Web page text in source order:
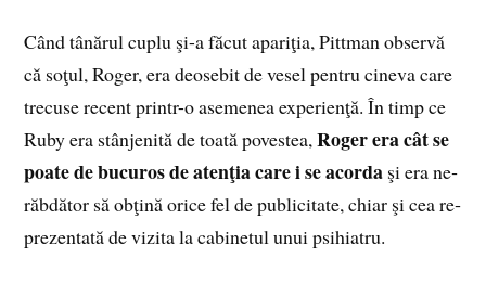
Când tâ­nă­rul cu­plu şi-a fă­cut apa­ri­ţia, Pit­tman ob­ser­vă
că so­ţul, Ro­ger, era de­o­se­bit de ve­sel pen­tru ci­ne­va care
tre­cu­se re­cent printr-o ase­me­nea ex­pe­rien­ţă. În timp ce
Ruby era stân­je­ni­tă de toa­tă po­ves­tea,Ro­ger era cât se
poa­te de bu­cu­ros de aten­ţia care i se acor­da şi era ne­
răb­dă­tor să ob­ţi­nă ori­ce fel de pu­bli­ci­ta­te, chiar şi cea re­
pre­zen­ta­tă de vi­zi­ta la ca­bi­ne­tul unui psi­hia­tru.